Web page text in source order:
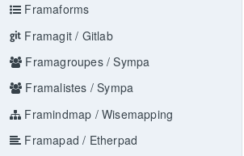
Framaforms
Framagit / Gitlab
Framagroupes / Sympa
Framalistes / Sympa
Framindmap / Wisemapping
Framapad / Etherpad